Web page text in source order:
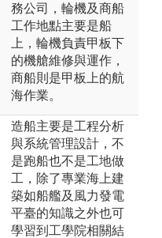
務公司，輪機及商船
工作地點主要是船
上，輪機負責甲板下
的機艙維修與運作，
商船則是甲板上的航
海作業。
造船主要是工程分析
與系統管理設計，不
是跑船也不是工地做
工，除了專業海上建
築如船艦及風力發電
平臺的知識之外也可
學習到工學院相關結